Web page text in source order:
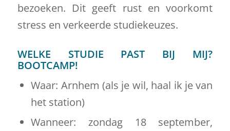
bezoeken. Dit geeft rust en voorkomt
stress en verkeerde studiekeuzes.
WELKE STUDIE PAST BIJ MIJ?
BOOTCAMP!
Waar: Arnhem (als je wil, haal ik je van
het station)
Wanneer: zondag 18 september,